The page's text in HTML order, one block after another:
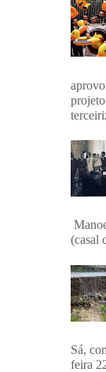
(casal
Sá,
feira